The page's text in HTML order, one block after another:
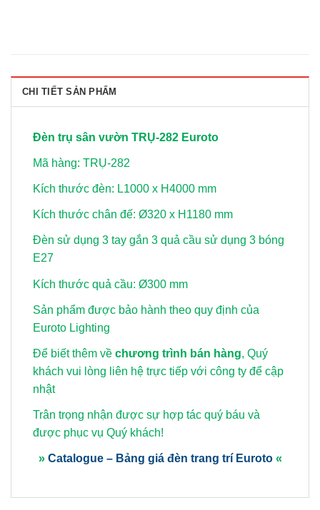
CHI TIẾT SẢN PHẨM
Đèn trụ sân vườn TRỤ-282 Euroto
Mã hàng: TRỤ-282
Kích thước đèn: L1000 x H4000 mm
Kích thước chân đế: Ø320 x H1180 mm
Đèn sử dụng 3 tay gắn 3 quả cầu sử dụng 3 bóng
E27
Kích thước quả cầu: Ø300 mm
Sản phẩm được bảo hành theo quy định của
Euroto Lighting
Để biết thêm về chương trình bán hàng, Quý
khách vui lòng liên hệ trực tiếp với công ty để cập
nhật
Trân trọng nhận được sự hợp tác quý báu và
được phục vụ Quý khách!
» Catalogue – Bảng giá đèn trang trí Euroto «